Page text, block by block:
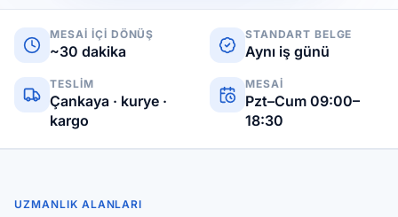
MESAI IÇI DÖNÜŞ
~30 dakika
STANDART BELGE
Aynı iş günü
TESLIM
Çankaya · kurye ·
kargo
MESAI
Pzt–Cum 09:00–
18:30
UZMANLIK ALANLARI